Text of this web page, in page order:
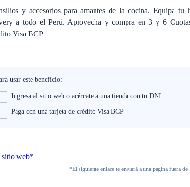
y accesorios para amantes de la cocina. Equipa tu
a todo el Perú. Aprovecha y compra en 3 y 6
Visa BCP
usar este beneficio:
Ingresa al sitio web o acércate a una tienda con tu DNI
Paga con una tarjeta de crédito Visa BCP
sitio web*
*El siguiente enlace te enviará a una página fuera de